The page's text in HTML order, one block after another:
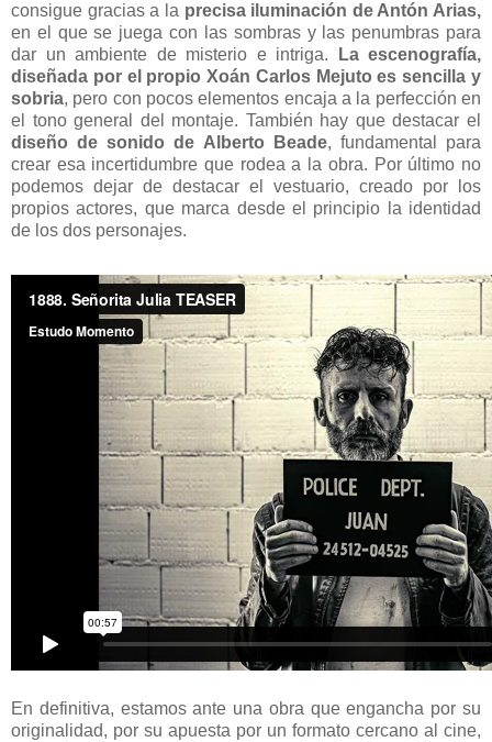
consigue gracias a la precisa iluminación de Antón Arias,
en el que se juega con las sombras y las penumbras para
dar un ambiente de misterio e intriga.
La escenografía,
diseñada por el propio Xoán Carlos Mejuto es sencilla y
sobria, pero con pocos elementos encaja a la perfección en
el tono general del montaje. También hay que destacar el
diseño de sonido de Alberto Beade, fundamental para
crear esa incertidumbre que rodea a la obra. Por último no
podemos dejar de destacar el vestuario, creado por los
propios actores, que marca desde el principio la identidad
de los dos personajes.
En definitiva, estamos ante una obra que engancha por su
originalidad, por su apuesta por un formato cercano al cine,